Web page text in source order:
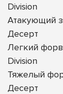
Division
Атакующий
Десерт
Легкий
Division
Тяжелый
Десерт